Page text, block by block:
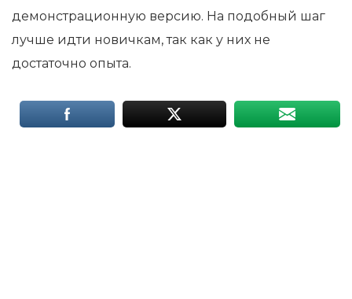
демонстрационную версию. На подобный шаг
лучше идти новичкам, так как у них не
достаточно опыта.